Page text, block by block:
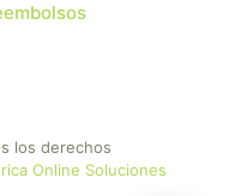
los derechos
Online Soluciones